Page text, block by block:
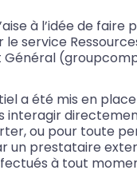
à l’idée de faire
service
Général
a été mis en
interagir
ou pour toute
un prestataire
à tout